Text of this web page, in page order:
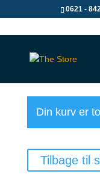
0621 -
Din kurv er
Tilbage til